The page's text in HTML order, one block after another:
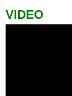
VIDEO